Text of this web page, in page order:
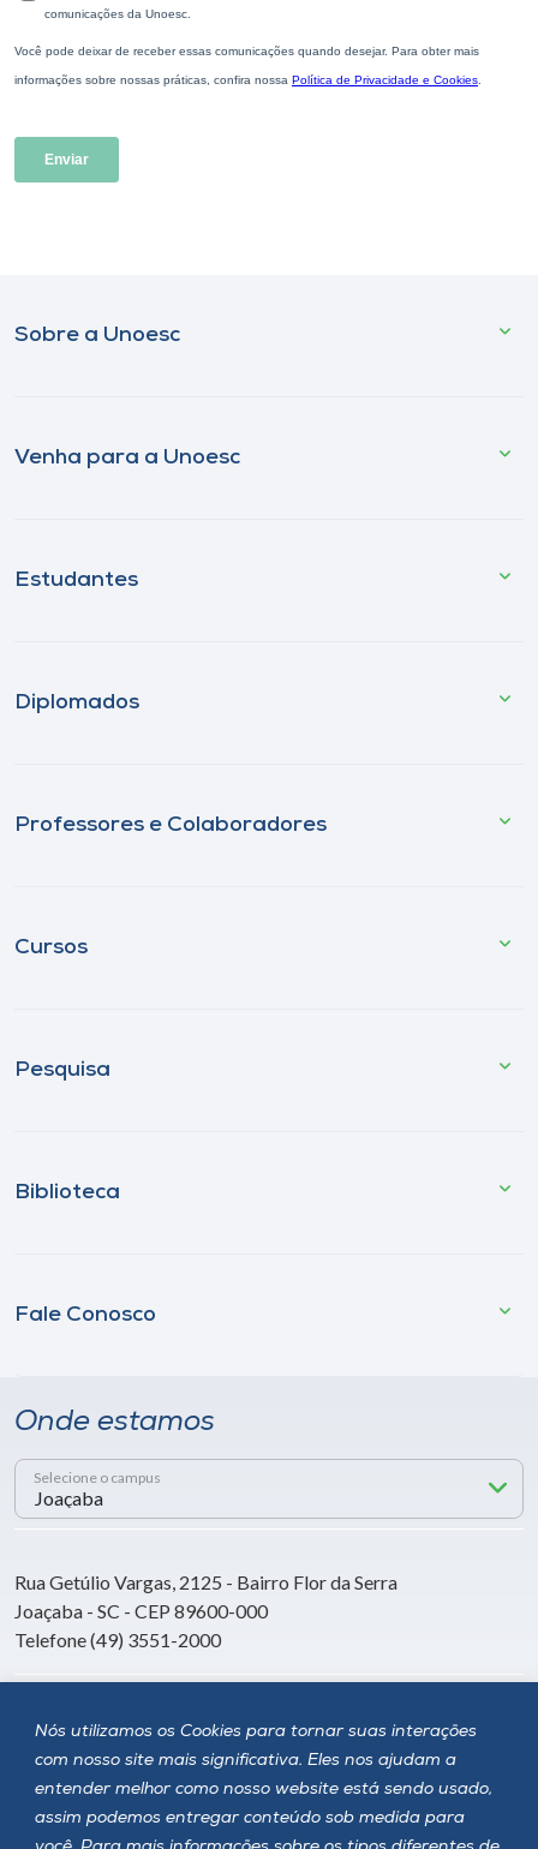
Nós utilizamos os Cookies para tornar suas interações
com nosso site mais significativa. Eles nos ajudam a
entender melhor como nosso website está sendo usado,
assim podemos entregar conteúdo sob medida para
Sobre a Unoesc
Venha para a Unoesc
Estudantes
Diplomados
Professores e Colaboradores
Cursos
Pesquisa
Biblioteca
Fale Conosco
Onde estamos
Selecione o campus
Rua Getúlio Vargas, 2125 - Bairro Flor da Serra
Joaçaba - SC - CEP 89600-000
Telefone (49) 3551-2000
Siga a Unoesc